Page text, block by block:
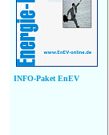
INFO-Paket EnEV